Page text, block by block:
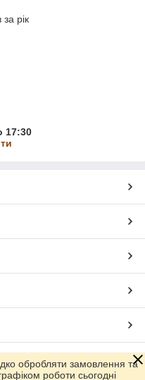
рік
17:30
Prom.ua
обробляти замовлення та
роботи сьогодні